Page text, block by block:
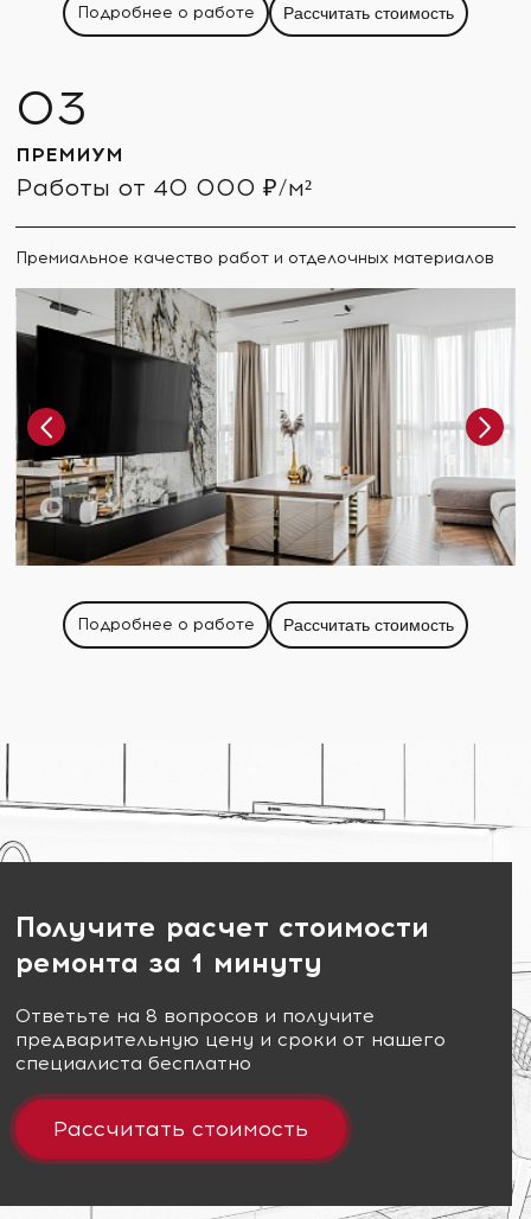
Подробнее о работе Рассчитать стоимость
ПРЕМИУМ
Работы от 40 000 ₽/м²
Премиальное качество работ и отделочных материалов
Подробнее о работе Рассчитать стоимость
Получите расчет стоимости
ремонта за 1 минуту
Ответьте на 8 вопросов и получите
предварительную цену и сроки от нашего
специалиста бесплатно
Рассчитать стоимость